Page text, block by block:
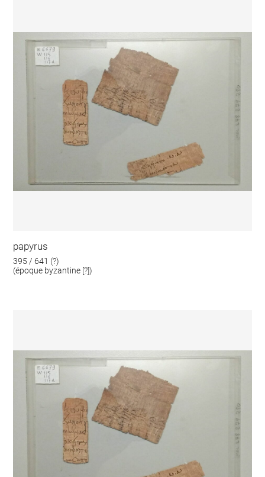
papyrus
395 / 641 (?)
(époque byzantine [?])